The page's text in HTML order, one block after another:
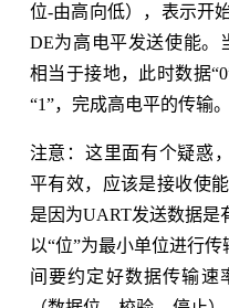
位-由高向低），表示开
DE为高电平发送使能。
相当于接地，此时数据
“1”，完成高电平的传输。
注意：这里面有个疑惑
平有效，应该是接收使
是因为UART发送数据
以“位”为最小单位进行
间要约定好数据传输速